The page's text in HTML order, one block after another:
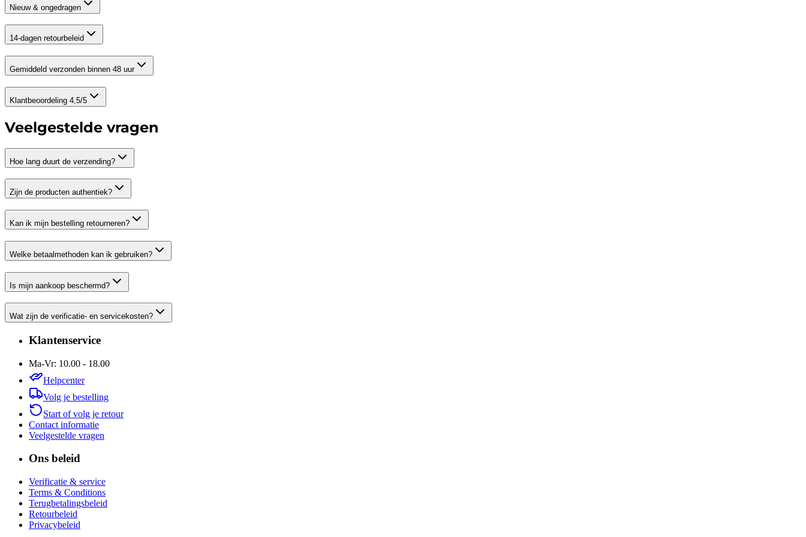
Nieuw & ongedragen
14-dagen retourbeleid
Gemiddeld verzonden binnen 48 uur
Klantbeoordeling 4,5/5
Veelgestelde vragen
Hoe lang duurt de verzending?
Zijn de producten authentiek?
Kan ik mijn bestelling retourneren?
Welke betaalmethoden kan ik gebruiken?
Is mijn aankoop beschermd?
Wat zijn de verificatie- en servicekosten?
Klantenservice
Ma-Vr: 10.00 - 18.00
Helpcenter
Volg je bestelling
Start of volg je retour
Contact informatie
Veelgestelde vragen
Ons beleid
Verificatie & service
Terms & Conditions
Terugbetalingsbeleid
Retourbeleid
Privacybeleid